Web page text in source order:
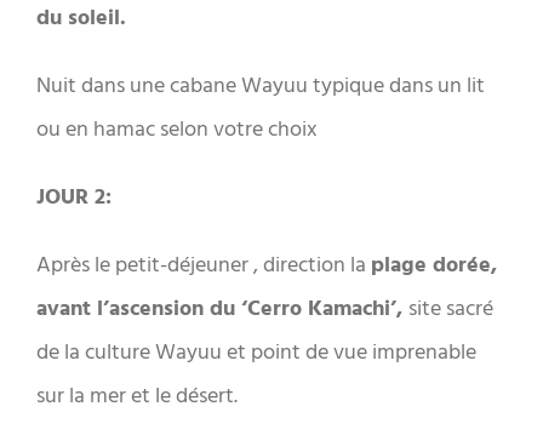
du soleil.
Nuit dans une cabane Wayuu typique dans un lit
ou en hamac selon votre choix
JOUR 2:
Après le petit-déjeuner , direction la plage dorée,
avant l’ascension du ‘Cerro Kamachi’, site sacré
de la culture Wayuu et point de vue imprenable
sur la mer et le désert.